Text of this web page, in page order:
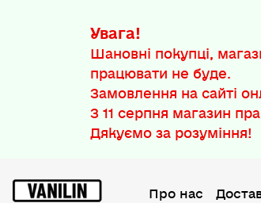
Увага!
Шановні покупці,
працювати не буде.
Замовлення на сайті
З11 серпня магазин
Дякуємо за розуміння!
Про нас